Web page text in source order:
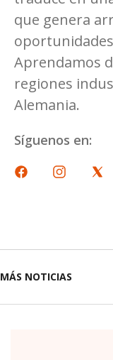
que genera
Aprendamos
regiones
Alemania.
Síguenos en:
MÁS NOTICIAS